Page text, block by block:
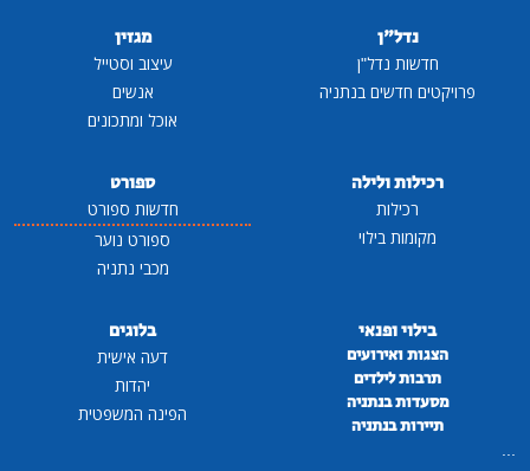
נדל"ן
חדשות נדל"ן
פרויקטים חדשים בנתניה
מגזין
עיצוב וסטייל
אנשים
אוכל ומתכונים
רכילות ולילה
רכילות
מקומות בילוי
ספורט
חדשות ספורט
ספורט נוער
מכבי נתניה
בילוי ופנאי
הצגות ואירועים
תרבות לילדים
מסעדות בנתניה
תיירות בנתניה
בלוגים
דעה אישית
יהדות
הפינה המשפטית